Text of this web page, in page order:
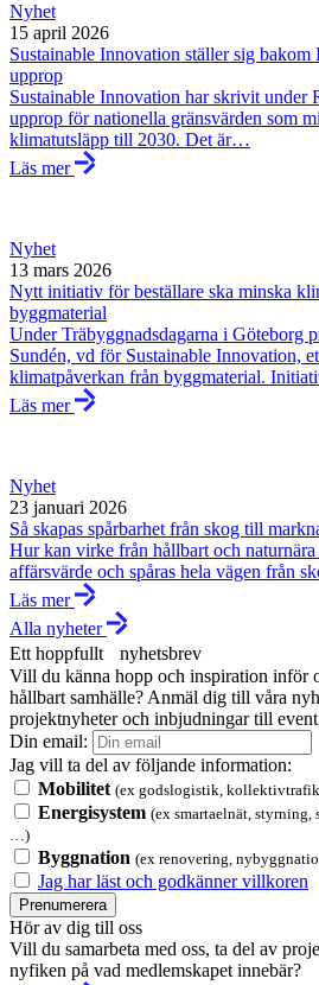
Nyhet
15 april 2026
Sustainable Innovation ställer sig bakom
upprop
Sustainable Innovation har skrivit under
upprop för nationella gränsvärden som
klimatutsläpp till 2030. Det är…
Läs mer
Nyhet
13 mars 2026
Nytt initiativ för beställare ska minska
byggmaterial
Under Träbyggnadsdagarna i Göteborg
Sundén, vd för Sustainable Innovation,
klimatpåverkan från byggmaterial.
Läs mer
Nyhet
23 januari 2026
Så skapas spårbarhet från skog till
Hur kan virke från hållbart och
affärsvärde och spåras hela vägen från
Läs mer
Alla nyheter
Ett hoppfullt nyhetsbrev
Vill du känna hopp och inspiration inför
hållbart samhälle? Anmäl dig till våra
projektnyheter och inbjudningar till
Din email:
Jag vill ta del av följande information:
Mobilitet (ex godslogistik,
Energisystem (ex smartaelnät,
…)
Byggnation (ex renovering,
Jag har läst och godkänner villkoren
Prenumerera
Hör av dig till oss
Vill du samarbeta med oss, ta del av
nyfiken på vad medlemskapet innebär?